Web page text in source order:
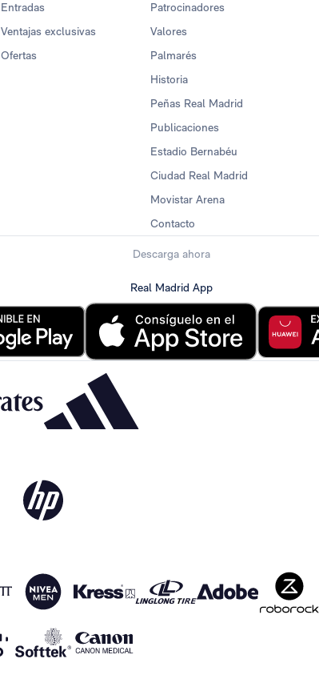
Entradas
Ventajas exclusivas
Ofertas
Patrocinadores
Valores
Palmarés
Historia
Peñas Real Madrid
Publicaciones
Estadio Bernabéu
Ciudad Real Madrid
Movistar Arena
Contacto
Descarga ahora
Real Madrid App